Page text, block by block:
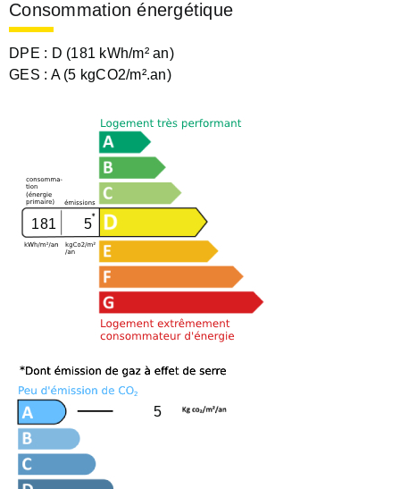
Consommation énergétique
DPE : D (181 kWh/m² an)
GES : A (5 kgCO2/m².an)
181 5
5